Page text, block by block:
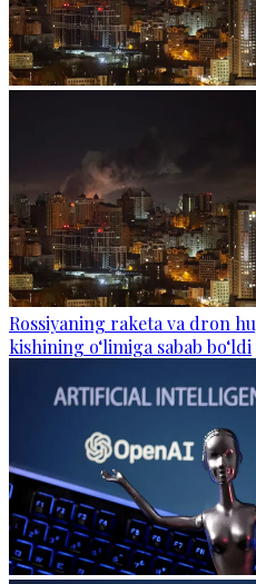
Rossiyaning raketa va dron
kishining o‘limiga sabab bo‘ldi